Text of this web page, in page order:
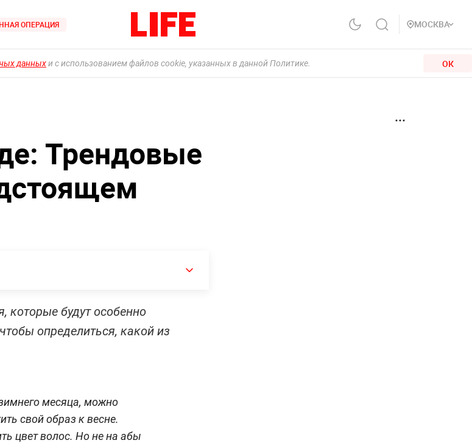
ОПЕРАЦИЯ МОСКВА
данныхи с использованием файлов cookie, указанных в данной Политике. ОК
Трендовые
будут особенно
определиться, какой из
месяца, можно
свой образ к весне.
цвет волос. Но не на абы